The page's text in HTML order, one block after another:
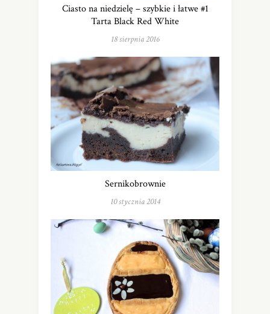
Ciasto na niedzielę – szybkie i łatwe #1
Tarta Black Red White
18 sierpnia 2016
Sernikobrownie
10 stycznia 2014